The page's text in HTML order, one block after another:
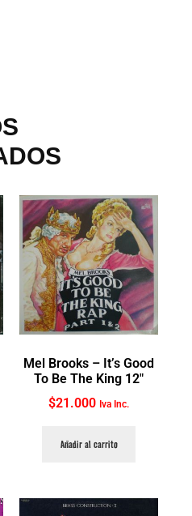
Mel Brooks ‎– It’s Good
To Be The King 12″
$21.000 Iva Inc.
Añadir al carrito